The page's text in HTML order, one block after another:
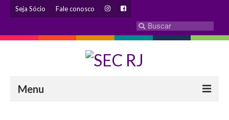
Seja Sócio Fale conosco
Menu